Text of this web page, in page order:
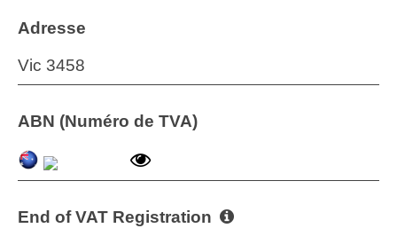
Adresse
Vic 3458
ABN (Numéro de TVA)
End of VAT Registration